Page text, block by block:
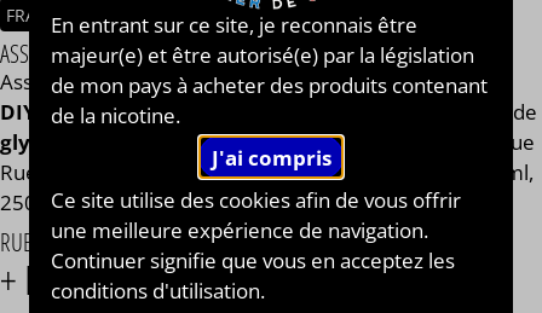
FRANCE
ASSEMBLAGE
Assemblage réalisé à PLOUESCAT - France parBAR à
DIY®. Composé de
, de
glycérine végétale
et de l'arôme Verveine de la marque
Rue du Vapotage®. Disponible en flacon de 50ml, 125ml,
250ml, 500ml et 1L. STEEP : 1 jour.
RUE DU VAPOTAGE®
+ DE 200 SAVEURS À VAPER !
En entrant sur ce site, je reconnais être
majeur(e) et être autorisé(e) par la législation
de mon pays à acheter des produits contenant
de la nicotine.
Ce site utilise des cookies afin de vous offrir
une meilleure expérience de navigation.
Continuer signifie que vous en acceptez les
conditions d'utilisation.